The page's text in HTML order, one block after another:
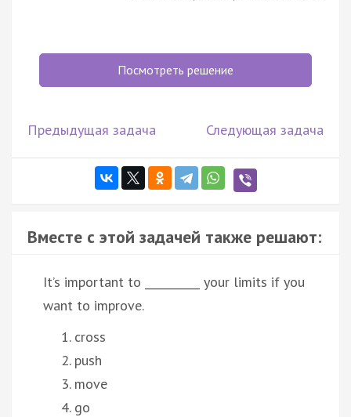
Посмотреть решение
Предыдущая задача Следующая задача
Вместе с этой задачей также решают:
It’s important to __________ your limits if you
want to improve.
cross
push
move
go